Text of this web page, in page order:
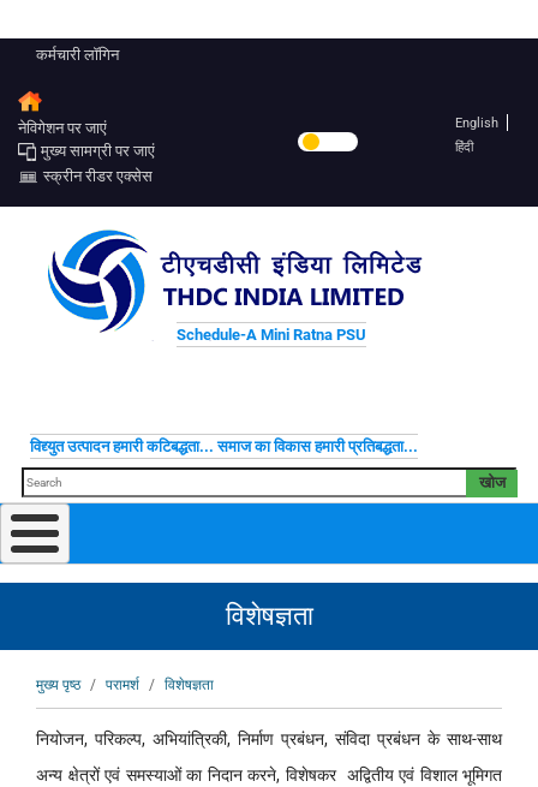
कर्मचारी लॉगिन
नेविगेशन पर जाएं
मुख्य सामग्री पर जाएं
स्क्रीन रीडर एक्सेस
English
हिंदी
Schedule-A Mini Ratna PSU
विद्द्युत उत्पादन हमारी कटिबद्धता... समाज का विकास हमारी प्रतिबद्धता...
खोज
विशेषज्ञता
पग
चिन्ह
मुख्य पृष्ठ परामर्श विशेषज्ञता
नियोजन, परिकल्‍प, अभियांत्रिकी, निर्माण प्रबंधन, संविदा प्रबंधन के साथ-साथ
अन्‍य क्षेत्रों एवं समस्‍याओं का निदान करने, विशेषकर अद्वितीय एवं विशाल भूमिगत